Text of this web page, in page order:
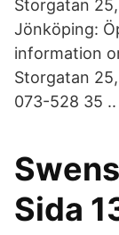
Storgatan
Jönköping:
information
Storgatan
073-528 35 ..
Sida